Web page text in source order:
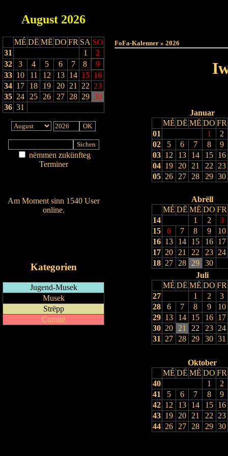
August 2026
MÉ DË MË DO FR SA SO
31
1
2
32
3 4 5 6 7 8
9
33 10 11 12 13 14 15 16
34 17 18 19 20 21 22 23
35 24 25 26 27 28 29 30
36 31
nëmmen zukünfteg
Terminer
Am Moment sinn 1540 User
online.
Kategorien
Jugend-Musek
Musek
Strëpp
Comité
FoFa-Kalenner » 2026
Januar
MÉ DË MË DO FR
01
1
2
02
5 6 7 8
9
03 12 13 14 15
16
04 19 20 21 22
23
05 26 27 28 29 30
Abrëll
MÉ DË MË DO FR
14
1 2
3
15
6 7 8 9
10
16 13 14 15 16
17
17 20 21 22 23
24
18 27 28 29
30
Juli
MÉ DË MË DO FR
27
1 2
3
28
6 7 8 9
10
29 13 14 15 16
17
30 20 21 22 23
24
31
27 28 29 30 31
Oktober
MÉ DË MË DO FR
40
1
2
41
5 6 7 8
9
42 12 13 14 15
16
43 19 20 21 22
23
44 26 27 28 29 30